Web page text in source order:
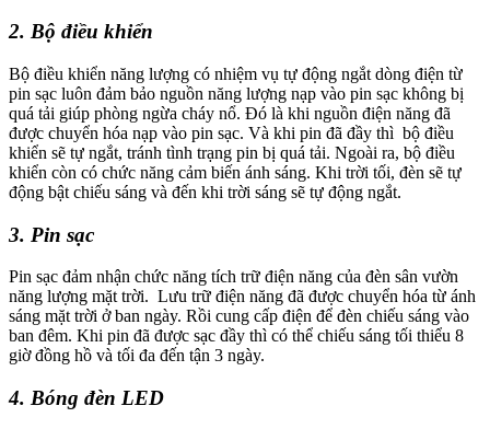
2. Bộ điều khiển
Bộ điều khiển năng lượng có nhiệm vụ tự động ngắt dòng điện từ
pin sạc luôn đảm bảo nguồn năng lượng nạp vào pin sạc không bị
quá tải giúp phòng ngừa cháy nổ. Đó là khi nguồn điện năng đã
được chuyển hóa nạp vào pin sạc. Và khi pin đã đầy thì bộ điều
khiển sẽ tự ngắt, tránh tình trạng pin bị quá tải. Ngoài ra, bộ điều
khiển còn có chức năng cảm biến ánh sáng. Khi trời tối, đèn sẽ tự
động bật chiếu sáng và đến khi trời sáng sẽ tự động ngắt.
3. Pin sạc
Pin sạc đảm nhận chức năng tích trữ điện năng của đèn sân vườn
năng lượng mặt trời. Lưu trữ điện năng đã được chuyển hóa từ ánh
sáng mặt trời ở ban ngày. Rồi cung cấp điện để đèn chiếu sáng vào
ban đêm. Khi pin đã được sạc đầy thì có thể chiếu sáng tối thiểu 8
giờ đồng hồ và tối đa đến tận 3 ngày.
4. Bóng đèn LED